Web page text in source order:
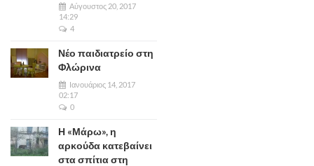
Αύγουστος 20, 2017
14:29
4
Νέο παιδιατρείο στη
Φλώρινα
Ιανουάριος 14, 2017
02:17
0
Η «Μάρω», η
αρκούδα κατεβαίνει
στα σπίτια στη